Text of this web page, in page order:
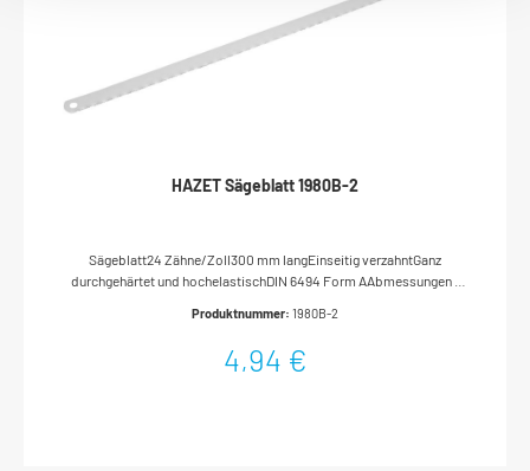
HAZET Sägeblatt 1980B-2
Sägeblatt24 Zähne/Zoll300 mm langEinseitig verzahntGanz
durchgehärtet und hochelastischDIN 6494 Form AAbmessungen /
Produktnummer: 1980B-2
4,94 €